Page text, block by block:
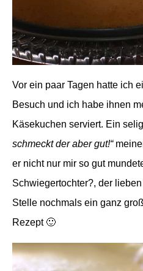
Vor ein paar Tagen hatte ich
Besuch und ich habe ihnen
Käsekuchen serviert. Ein
schmeckt der aber gut!“
er nicht nur mir so gut
Schwiegertochter?, der
Stelle nochmals ein ganz
Rezept 🙂